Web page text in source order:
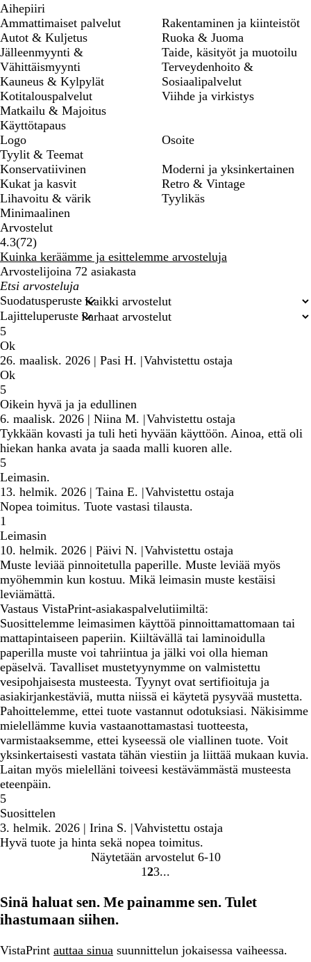
Aihepiiri
Ammattimaiset palvelut
Autot & Kuljetus
Jälleenmyynti &
Vähittäismyynti
Kauneus & Kylpylät
Kotitalouspalvelut
Matkailu & Majoitus
Rakentaminen ja kiinteistöt
Ruoka & Juoma
Taide, käsityöt ja muotoilu
Terveydenhoito &
Sosiaalipalvelut
Viihde ja virkistys
Käyttötapaus
Logo
Osoite
Tyylit & Teemat
Konservatiivinen
Kukat ja kasvit
Lihavoitu & värik
Minimaalinen
Moderni ja yksinkertainen
Retro & Vintage
Tyylikäs
Arvostelut
4.3(7272
arvostelua
)
Kuinka keräämme ja esittelemme arvosteluja
Arvostelijoina 72 asiakasta
Omat
hakusyötteet
Suodatusperuste
Lajitteluperuste
5
Ok
26. maalisk. 2026 | Pasi H. |Vahvistettu ostaja
Ok
5
Oikein hyvä ja ja edullinen
6. maalisk. 2026 | Niina M. |Vahvistettu ostaja
Tykkään kovasti ja tuli heti hyvään käyttöön. Ainoa, että oli
hiekan hanka avata ja saada malli kuoren alle.
5
Leimasin.
13. helmik. 2026 | Taina E. |Vahvistettu ostaja
Nopea toimitus. Tuote vastasi tilausta.
1
Leimasin
10. helmik. 2026 | Päivi N. |Vahvistettu ostaja
Muste leviää pinnoitetulla paperille. Muste leviää myös
myöhemmin kun kostuu. Mikä leimasin muste kestäisi
leviämättä.
Vastaus VistaPrint-asiakaspalvelutiimiltä:
Suosittelemme leimasimen käyttöä pinnoittamattomaan tai
mattapintaiseen paperiin. Kiiltävällä tai laminoidulla
paperilla muste voi tahriintua ja jälki voi olla hieman
epäselvä. Tavalliset mustetyynymme on valmistettu
vesipohjaisesta musteesta. Tyynyt ovat sertifioituja ja
asiakirjankestäviä, mutta niissä ei käytetä pysyvää mustetta.
Pahoittelemme, ettei tuote vastannut odotuksiasi. Näkisimme
mielellämme kuvia vastaanottamastasi tuotteesta,
varmistaaksemme, ettei kyseessä ole viallinen tuote. Voit
yksinkertaisesti vastata tähän viestiin ja liittää mukaan kuvia.
Laitan myös mielelläni toiveesi kestävämmästä musteesta
eteenpäin.
5
Suosittelen
3. helmik. 2026 | Irina S. |Vahvistettu ostaja
Hyvä tuote ja hinta sekä nopea toimitus.
Näytetään arvostelut 6-10
Siirry
1 Siirry
2Siirry
3
Sinä haluat sen. Me painamme sen. Tulet
ihastumaan siihen.
VistaPrint auttaa sinua suunnittelun jokaisessa vaiheessa.